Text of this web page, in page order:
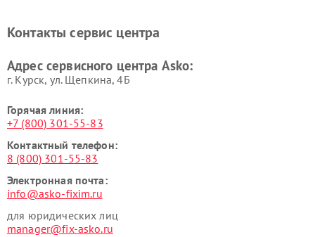
Ремонт подогревателей
Ремонт промышленных
Asko
Контакты сервис центра
Адрес сервисного центра Asko:
г. Курск, ул. Щепкина, 4Б
Горячая линия:
+7 (800) 301-55-83
Контактный телефон:
8 (800) 301-55-83
Электронная почта:
info@asko-fixim.ru
для юридических лиц
manager@fix-asko.ru